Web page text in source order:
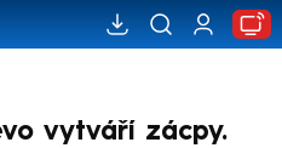
vytváří zácpy.